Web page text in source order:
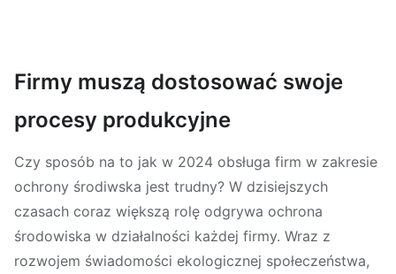
Firmy muszą dostosować swoje
procesy produkcyjne
Czy sposób na to jak w 2024 obsługa firm w zakresie
ochrony środiwska jest trudny? W dzisiejszych
czasach coraz większą rolę odgrywa ochrona
środowiska w działalności każdej firmy. Wraz z
rozwojem świadomości ekologicznej społeczeństwa,